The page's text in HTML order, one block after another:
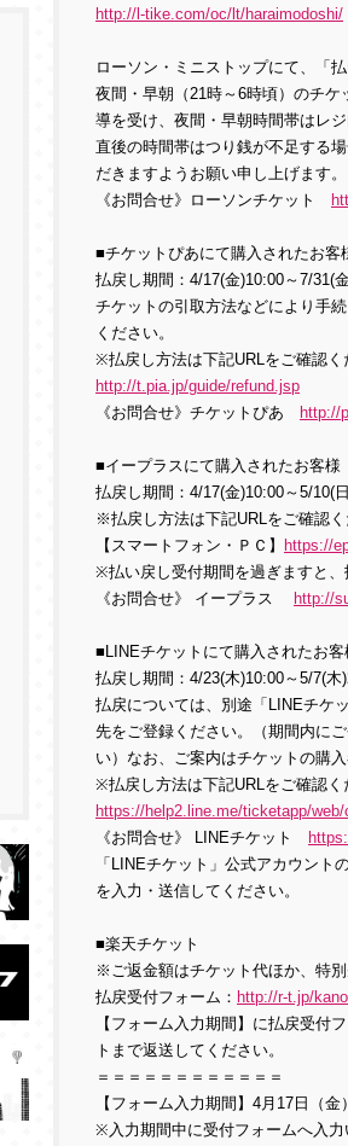
http://l-tike.com/oc/lt/haraimodoshi/
ローソン・ミニストップにて、「
夜間・早朝（21時～6時頃）のチ
導を受け、夜間・早朝時間帯はレ
直後の時間帯はつり銭が不足する
だきますようお願い申し上げます。
《お問合せ》ローソンチケット
■チケットぴあにて購入されたお客
払戻し期間：4/17(金)10:00～7/31(
チケットの引取方法などにより手
ください。
※払戻し方法は下記URLをご確認く
http://t.pia.jp/guide/refund.jsp
《お問合せ》チケットぴあ
http://
■イープラスにて購入されたお客様
払戻し期間：4/17(金)10:00～5/10(
※払戻し方法は下記URLをご確認く
【スマートフォン・ＰＣ】
https://
※払い戻し受付期間を過ぎますと、
《お問合せ》 イープラス
http://
■LINEチケットにて購入されたお客
払戻し期間：4/23(木)10:00～5/7(木
払戻については、別途「LINEチケ
先をご登録ください。（期間内に
い）なお、ご案内はチケットの購
※払戻し方法は下記URLをご確認く
https://help2.line.me/ticketapp/
《お問合せ》 LINEチケット
「LINEチケット」公式アカウン
を入力・送信してください。
■楽天チケット
※ご返金額はチケット代ほか、特
払戻受付フォーム： http://r-t.jp/
【フォーム入力期間】に払戻受付
トまで返送してください。
＝＝＝＝＝＝＝＝＝＝＝＝
【フォーム入力期間】4月17日（
※入力期間中に受付フォームへ入